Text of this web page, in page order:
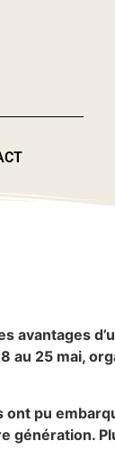
avantages
au 25 mai,
pu
génération.